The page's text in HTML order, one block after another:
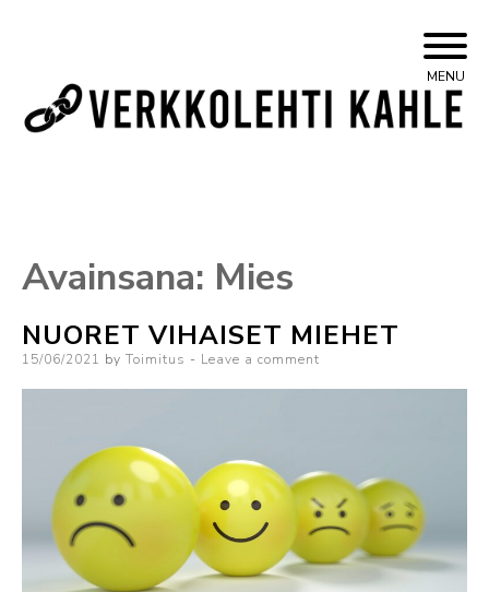
to
content
Kahle MENU
Avainsana: Mies
NUORET VIHAISET MIEHET
Posted
15/06/2021 by Toimitus Leave a comment